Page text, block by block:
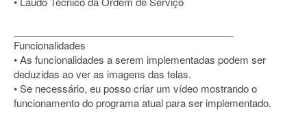
Funcionalidades
• As funcionalidades a serem implementadas podem ser
deduzidas ao ver as imagens das telas.
• Se necessário, eu posso criar um vídeo mostrando o
funcionamento do programa atual para ser implementado.